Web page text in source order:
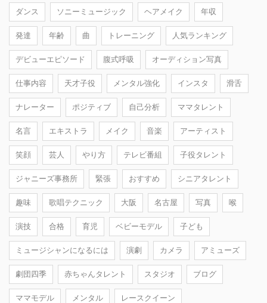
ダンス ソニーミュージック ヘアメイク 年収
発達 年齢 曲 トレーニング 人気ランキング
デビューエピソード 腹式呼吸 オーディション写真
仕事内容 天才子役 メンタル強化 インスタ 滑舌
ナレーター ポジティブ 自己分析 ママタレント
名言 エキストラ メイク 音楽 アーティスト
笑顔 芸人 やり方 テレビ番組 子役タレント
ジャニーズ事務所 緊張 おすすめ シニアタレント
趣味 歌唱テクニック 大阪 名古屋 写真 喉
演技 合格 育児 ベビーモデル 子ども
ミュージシャンになるには 演劇 カメラ アミューズ
劇団四季 赤ちゃんタレント スタジオ ブログ
ママモデル メンタル レースクイーン